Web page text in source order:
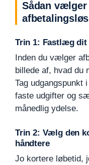
Sådan
Trin 1: Fastlæg dit
Inden du vælger
billede af, hvad du
Tag udgangspunkt
faste udgifter og
månedlig ydelse.
Trin 2: Vælg den
håndtere
Jo kortere løbetid,